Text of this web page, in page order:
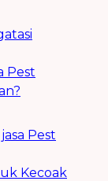
Pest
Pest
Kecoak